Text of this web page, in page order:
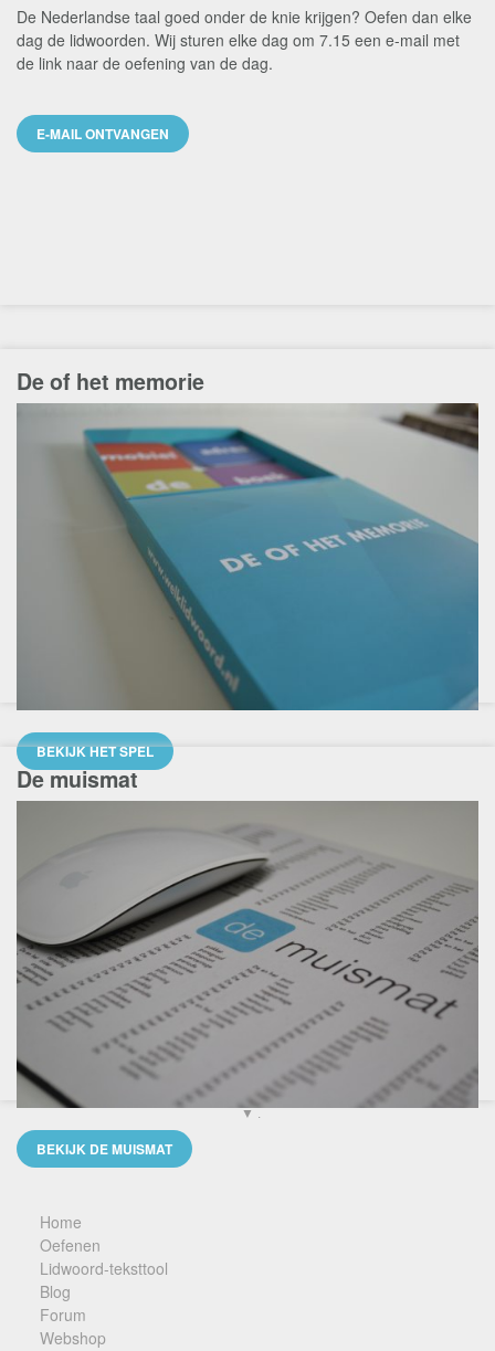
De Nederlandse taal goed onder de knie krijgen? Oefen dan elke
dag de lidwoorden. Wij sturen elke dag om 7.15 een e-mail met
de link naar de oefening van de dag.
E-MAIL ONTVANGEN
De of het memorie
BEKIJK HET SPEL
De muismat
BEKIJK DE MUISMAT
▼ .
Home
Oefenen
Lidwoord-teksttool
Blog
Forum
Webshop